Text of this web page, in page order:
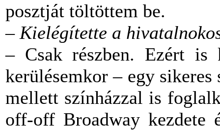
posztját töltöttem be.
– Kielégítette a
– Csak részben. Ezért is
kerülésemkor – egy sikeres
mellett színházzal is
off-off Broadway kezdete